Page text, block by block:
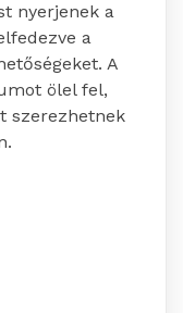
nyerjenek a
a
A
ölel fel,
szerezhetnek